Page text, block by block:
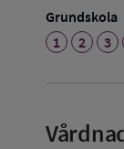
Grundskola
1
2 3